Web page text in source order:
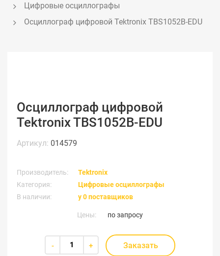
Цифровые осциллографы
Осциллограф цифровой Tektronix TBS1052B-EDU
Осциллограф цифровой
Tektronix TBS1052B-EDU
Артикул: 014579
Производитель:
Tektronix
Категория:
Цифровые осциллографы
В наличии:
у 0 поставщиков
Цены: по запросу
- + Заказать